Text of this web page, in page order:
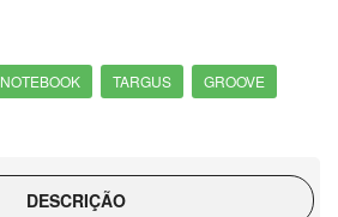
NOTEBOOK TARGUS
GROOVE
DESCRIÇÃO